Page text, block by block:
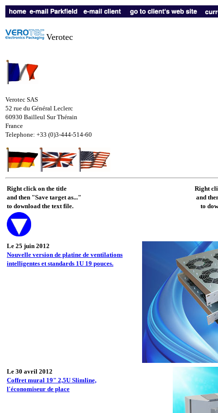
Verotec
Verotec SAS
52 rue du Général Leclerc
60930 Bailleul Sur Thérain
France
Telephone: +33 (0)3-444-514-60
Right click on the title
and then "Save target as..."
to download the text file.
Right
and
to
Le 25 juin 2012
Nouvelle version de platine de ventilations
intelligentes et standards 1U 19 pouces.
Le 30 avril 2012
Coffret mural 19" 2,5U Slimline,
l'économiseur de place